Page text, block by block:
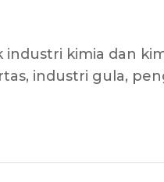
industri kimia dan
industri gula,